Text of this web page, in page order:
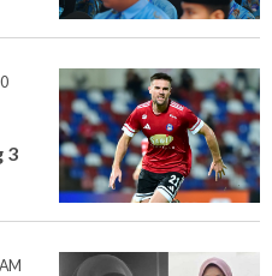
3